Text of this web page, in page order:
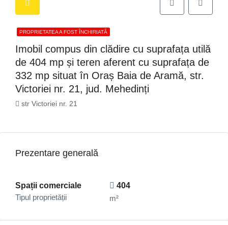
PROPRIETATEA A FOST ÎNCHIRIATĂ
Imobil compus din clădire cu suprafața utilă
de 404 mp și teren aferent cu suprafața de
332 mp situat în Oraș Baia de Aramă, str.
Victoriei nr. 21, jud. Mehedinți
str Victoriei nr. 21
Prezentare generală
Spații comerciale
Tipul proprietății
404
m²